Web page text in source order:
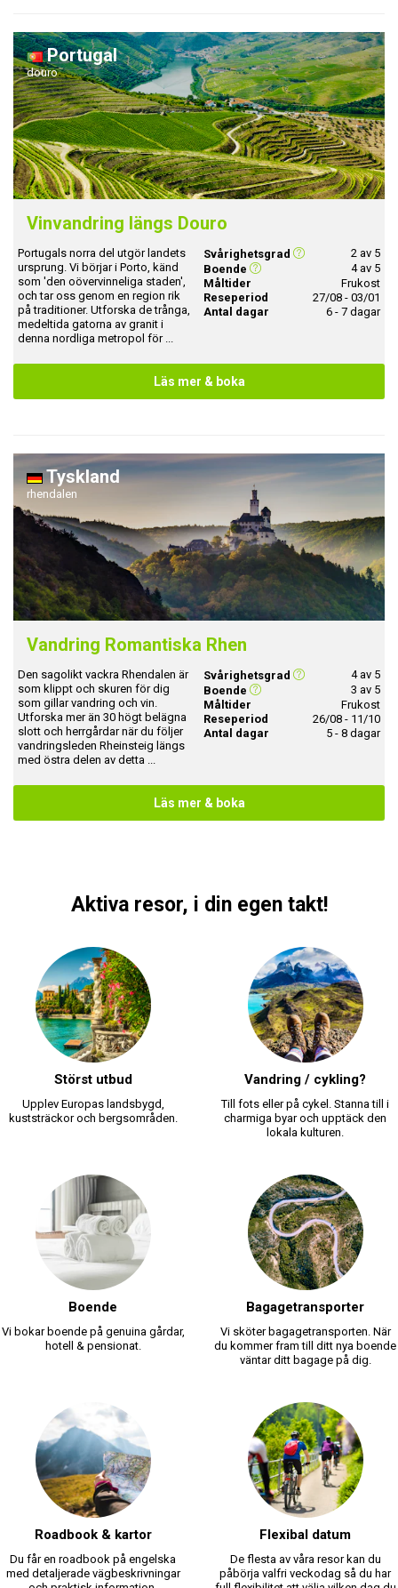
Portugal
douro
Vinvandring längs Douro
Portugals norra del utgör landets
ursprung. Vi börjar i Porto, känd
som 'den oövervinneliga staden',
och tar oss genom en region rik
på traditioner. Utforska de trånga,
medeltida gatorna av granit i
denna nordliga metropol för ...
Svårighetsgrad
2 av 5
Boende
4 av 5
Måltider
Frukost
Reseperiod
27/08 - 03/01
Antal dagar
6 - 7 dagar
Läs mer & boka
Tyskland
rhendalen
Vandring Romantiska Rhen
Den sagolikt vackra Rhendalen är
som klippt och skuren för dig
som gillar vandring och vin.
Utforska mer än 30 högt belägna
slott och herrgårdar när du följer
vandringsleden Rheinsteig längs
med östra delen av detta ...
Svårighetsgrad
4 av 5
Boende
3 av 5
Måltider
Frukost
Reseperiod
26/08 - 11/10
Antal dagar
5 - 8 dagar
Läs mer & boka
Aktiva resor, i din egen takt!
Störst utbud
Upplev Europas landsbygd,
kuststräckor och bergsområden.
Vandring / cykling?
Till fots eller på cykel. Stanna till i
charmiga byar och upptäck den
lokala kulturen.
Boende
Vi bokar boende på genuina gårdar,
hotell & pensionat.
Bagagetransporter
Vi sköter bagagetransporten. När
du kommer fram till ditt nya boende
väntar ditt bagage på dig.
Roadbook & kartor
Du får en roadbook på engelska
med detaljerade vägbeskrivningar
Flexibal datum
De flesta av våra resor kan du
påbörja valfri veckodag så du har